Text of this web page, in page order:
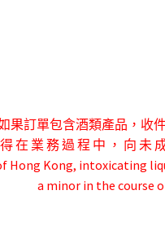
果訂單包含酒類產品，收
在 業 務 過 程 中 ， 向 未
Hong Kong, intoxicating
a minor in the course